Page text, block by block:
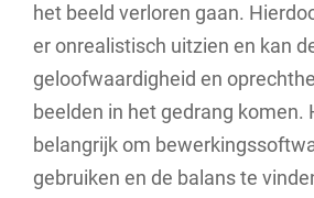
het beeld verloren gaan.
er onrealistisch uitzien en kan
geloofwaardigheid en
beelden in het gedrang komen.
belangrijk om
gebruiken en de balans te